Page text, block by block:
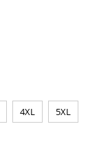
4XL 5XL